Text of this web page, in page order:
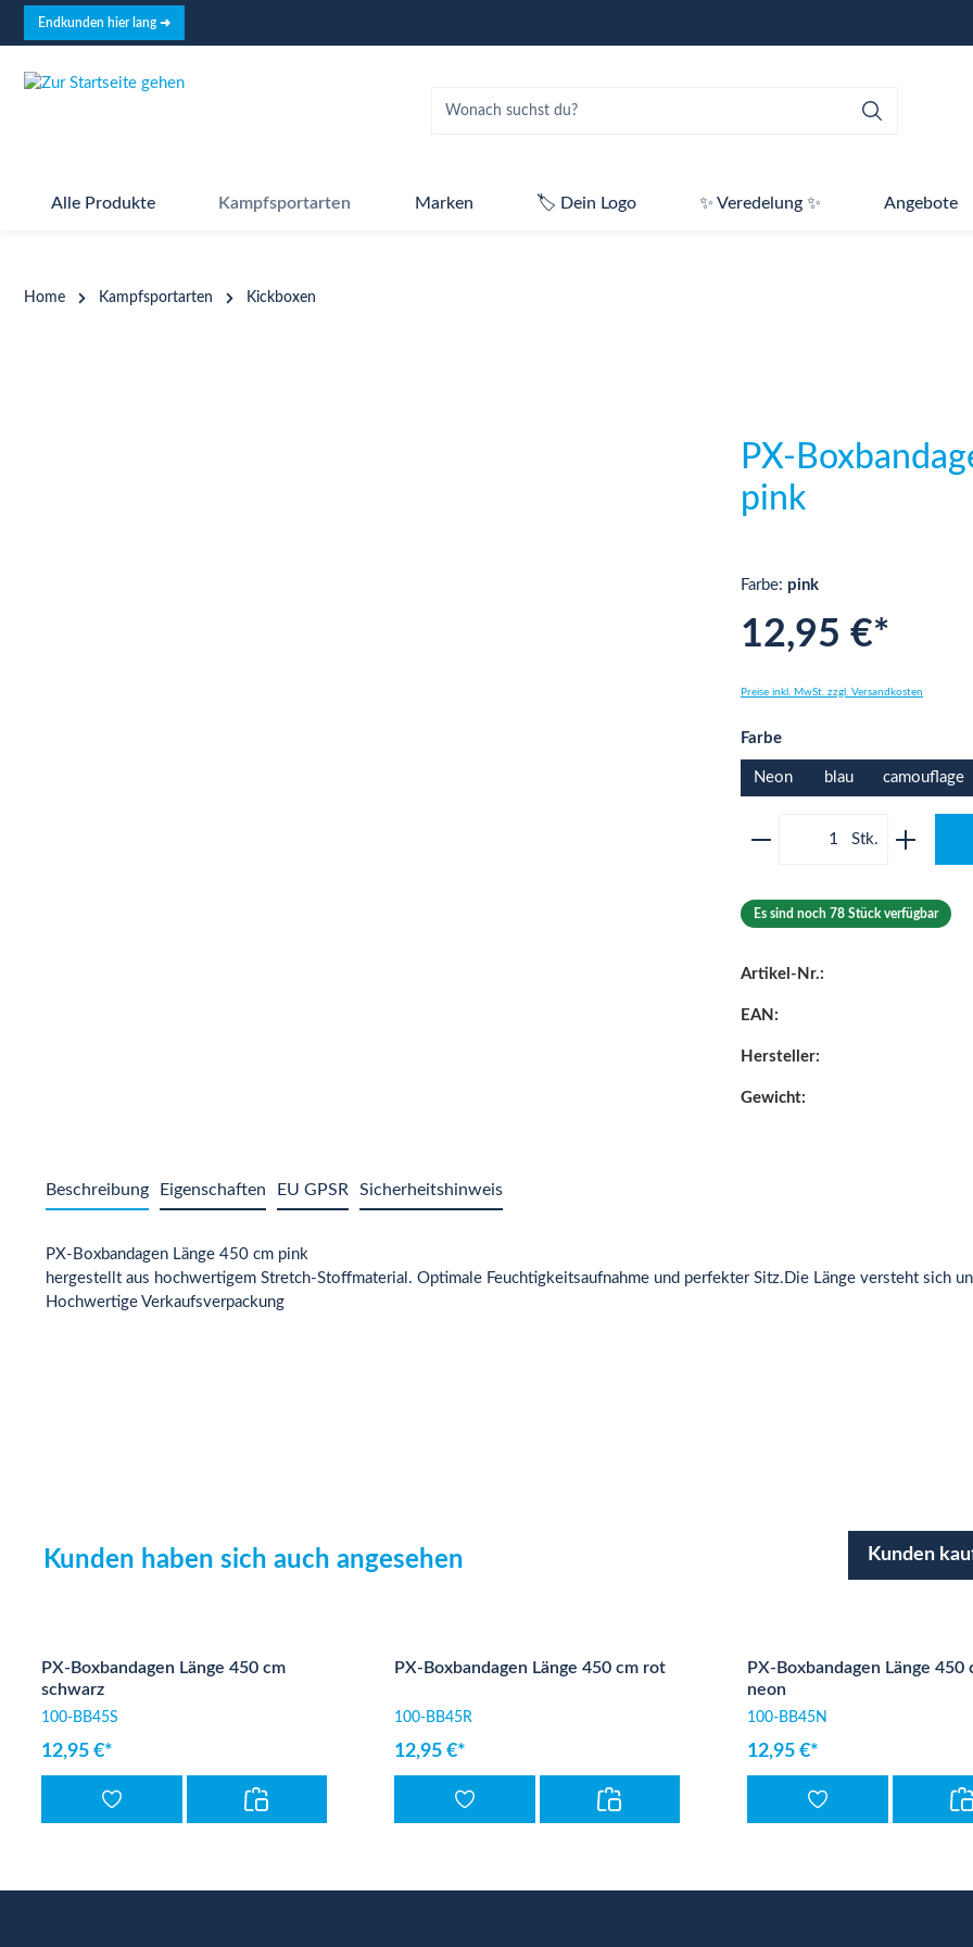
Zur Hauptnavigation springen
Endkunden hier lang ➜
Alle Produkte Kampfsportarten Marken 🏷️ Dein Logo ✨ Veredelung ✨ Angebote
Home Kampfsportarten Kickboxen
PX-
pink
Farbe: pink
12,95 €*
Preise inkl. MwSt. zzgl. Versandkosten
Farbeauswählen
Neon blau camouflage
Produkt Anzahl:
Es sind noch 78 Stück verfügbar
Artikel-Nr.:
EAN:
Hersteller:
Gewicht:
Beschreibung Eigenschaften EU GPSR Sicherheitshinweis
PX-Boxbandagen Länge 450 cm pink
hergestellt aus hochwertigem Stretch-Stoffmaterial. Optimale Feuchtigkeitsaufnahme und perfekter Sitz.Die Länge versteht sich
Hochwertige Verkaufsverpackung
Kunden haben sich auch angesehen Kunden
PX-Boxbandagen Länge 450 cm
schwarz
100-BB45S
12,95 €*
PX-Boxbandagen Länge 450 cm rot
100-BB45R
12,95 €*
PX-Boxbandagen Länge 450
neon
100-BB45N
12,95 €*